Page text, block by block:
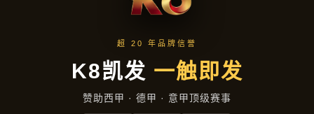
精选产品
首页 精选产品